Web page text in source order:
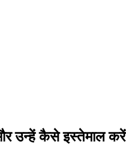
उन्हें कैसे इस्तेमाल करें